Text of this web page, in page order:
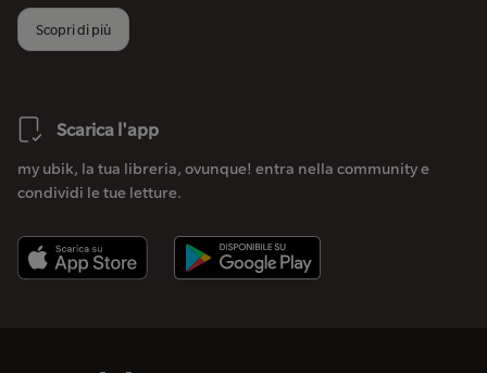
Scopri di più
Scarica l'app
my ubik, la tua libreria, ovunque! entra nella community e
condividi le tue letture.